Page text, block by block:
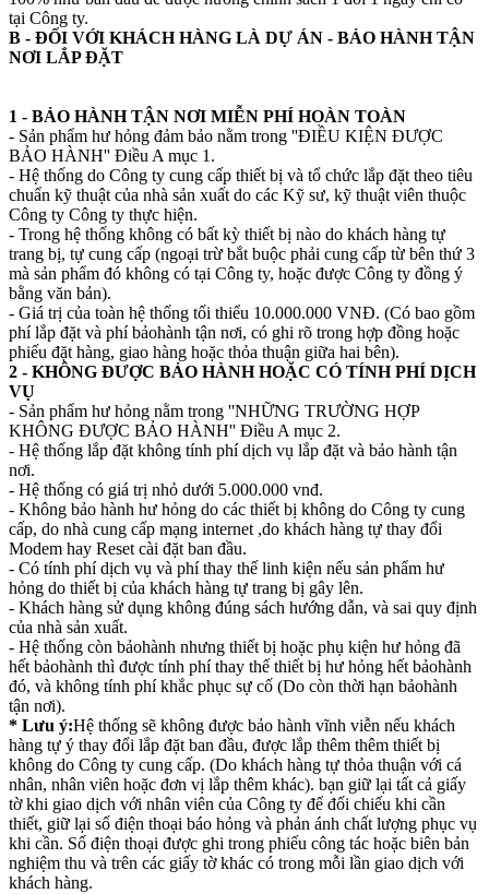
tại Công ty.
B - ĐỐI VỚI KHÁCH HÀNG LÀ DỰ ÁN - BẢO HÀNH TẬN
NƠI LẮP ĐẶT
1 - BẢO HÀNH TẬN NƠI MIỄN PHÍ HOÀN TOÀN
- Sản phẩm hư hỏng đảm bảo nằm trong ''ĐIỀU KIỆN ĐƯỢC
BẢO HÀNH'' Điều A mục 1.
- Hệ thống do Công ty cung cấp thiết bị và tổ chức lắp đặt theo tiêu
chuẩn kỹ thuật của nhà sản xuất do các Kỹ sư, kỹ thuật viên thuộc
Công ty Công ty thực hiện.
- Trong hệ thống không có bất kỳ thiết bị nào do khách hàng tự
trang bị, tự cung cấp (ngoại trừ bắt buộc phải cung cấp từ bên thứ 3
mà sản phẩm đó không có tại Công ty, hoặc được Công ty đồng ý
bằng văn bản).
- Giá trị của toàn hệ thống tối thiểu 10.000.000 VNĐ. (Có bao gồm
phí lắp đặt và phí bảohành tận nơi, có ghi rõ trong hợp đồng hoặc
phiếu đặt hàng, giao hàng hoặc thỏa thuận giữa hai bên).
2 - KHÔNG ĐƯỢC BẢO HÀNH HOẶC CÓ TÍNH PHÍ DỊCH
VỤ
- Sản phẩm hư hỏng nằm trong ''NHỮNG TRƯỜNG HỢP
KHÔNG ĐƯỢC BẢO HÀNH'' Điều A mục 2.
- Hệ thống lắp đặt không tính phí dịch vụ lắp đặt và bảo hành tận
nơi.
- Hệ thống có giá trị nhỏ dưới 5.000.000 vnđ.
- Không bảo hành hư hỏng do các thiết bị không do Công ty cung
cấp, do nhà cung cấp mạng internet ,do khách hàng tự thay đổi
Modem hay Reset cài đặt ban đầu.
- Có tính phí dịch vụ và phí thay thế linh kiện nếu sản phẩm hư
hỏng do thiết bị của khách hàng tự trang bị gây lên.
- Khách hàng sử dụng không đúng sách hướng dẫn, và sai quy định
của nhà sản xuất.
- Hệ thống còn bảohành nhưng thiết bị hoặc phụ kiện hư hỏng đã
hết bảohành thì được tính phí thay thế thiết bị hư hỏng hết bảohành
đó, và không tính phí khắc phục sự cố (Do còn thời hạn bảohành
tận nơi).
* Lưu ý:Hệ thống sẽ không được bảo hành vĩnh viễn nếu khách
hàng tự ý thay đổi lắp đặt ban đầu, được lắp thêm thêm thiết bị
không do Công ty cung cấp. (Do khách hàng tự thỏa thuận với cá
nhân, nhân viên hoặc đơn vị lắp thêm khác). bạn giữ lại tất cả giấy
tờ khi giao dịch với nhân viên của Công ty để đối chiếu khi cần
thiết, giữ lại số điện thoại báo hỏng và phản ánh chất lượng phục vụ
khi cần. Số điện thoại được ghi trong phiếu công tác hoặc biên bản
nghiệm thu và trên các giấy tờ khác có trong mỗi lần giao dịch với
khách hàng.